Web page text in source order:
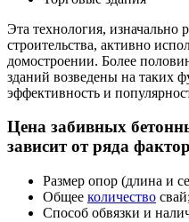
Эта технология, изначально
строительства, активно
домостроении. Более
зданий возведены на таких
эффективность и
Цена забивных
зависит от ряда
Размер опор (длина и
Общее количество свай;
Способ обвязки и